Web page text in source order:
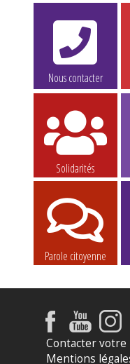
Nous contacter
Solidarités
Parole citoyenne
Contacter votre
Mentions